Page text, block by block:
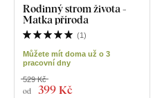
Rodinný strom života -
Matka příroda
(1)
Můžete mít doma už o 3
pracovní dny
od 399 Kč
529 Kč